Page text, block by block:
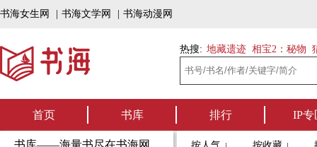
书海女生网 书海文学网 书海动漫网
热搜: 地藏遗迹 相宝2：秘物
首页 书库 排行 IP专
书库——海量书尽在书海网